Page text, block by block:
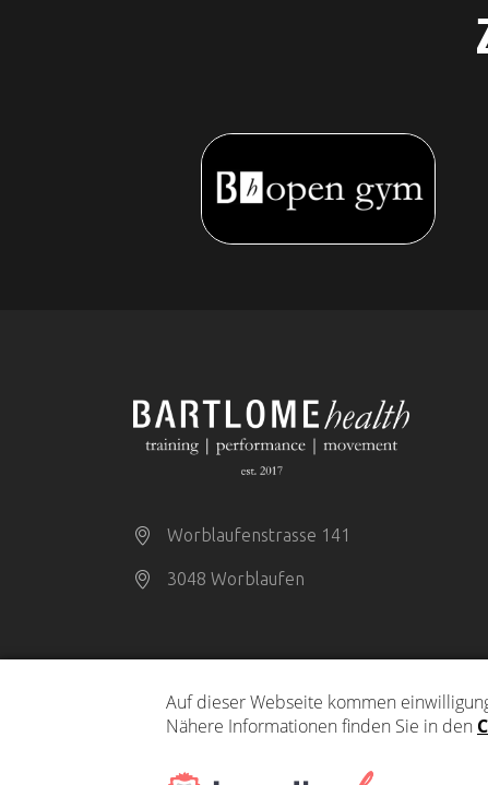
Worblaufenstrasse 141
3048 Worblaufen